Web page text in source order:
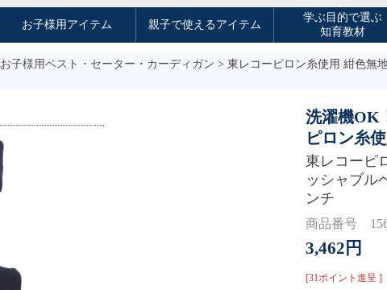
お子様用ベスト・セーター・カーディガン > 東レコーピロン糸使用 紺色無
洗濯機OK
ピロン糸
東レコーピ
ッシャブル
ンチ
商品番号
3,462円
[31ポイント進呈 ]